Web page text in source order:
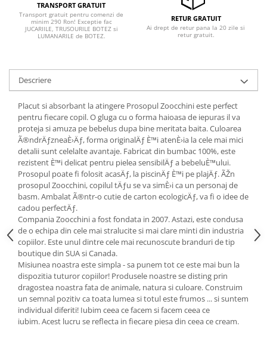
TRANSPORT GRATUIT
Transport gratuit pentru comenzi de
minim 290 Ron! Exceptie fac
JUCARIILE, TRUSOURILE BOTEZ si
LUMANARILE de BOTEZ.
RETUR GRATUIT
Ai drept de retur pana la 20 zile si
retur gratuit.
Descriere
Placut si absorbant la atingere Prosopul Zoocchini este perfect
pentru fiecare copil. O gluga cu o forma haioasa de iepuras il va
proteja si amuza pe bebelus dupa bine meritata baita. Culoarea
Ã®ndrÄƒzneaÈ›Äƒ, forma originalÄƒ È™i atenÈ›ia la cele mai mici
detalii sunt celelalte avantaje. Fabricat din bumbac 100%, este
rezistent È™i delicat pentru pielea sensibilÄƒ a bebeluÈ™ului.
Prosopul poate fi folosit acasÄƒ, la piscinÄƒ È™i pe plajÄƒ. ÃŽn
prosopul Zoocchini, copilul tÄƒu se va simÈ›i ca un personaj de
basm. Ambalat Ã®ntr-o cutie de carton ecologicÄƒ, va fi o idee de
cadou perfectÄƒ.
Compania Zoocchini a fost fondata in 2007. Astazi, este condusa
de o echipa din cele mai stralucite si mai clare minti din industria
copiilor. Este unul dintre cele mai recunoscute branduri de tip
boutique din SUA si Canada.
Misiunea noastra este simpla - sa punem tot ce este mai bun la
dispozitia tuturor copiilor! Produsele noastre se disting prin
dragostea noastra fata de animale, natura si culoare. Construim
un semnal pozitiv ca toata lumea si totul este frumos ... si suntem
individual diferiti! Iubim ceea ce facem si facem ceea ce
iubim. Acest lucru se reflecta in fiecare piesa din ceea ce cream.